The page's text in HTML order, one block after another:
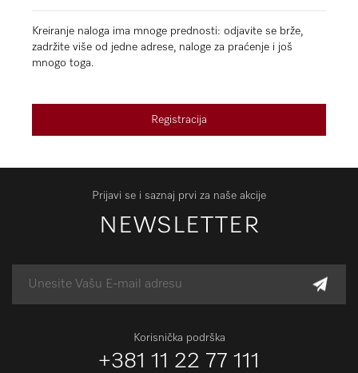
Kreiranje naloga ima mnoge prednosti: odjavite se brže,
zadržite više od jedne adrese, naloge za praćenje i još
mnogo toga.
Registracija
Prijavi se i saznaj prvi za naše akcije
NEWSLETTER
Korisnička podrška
+381 11 22 77 111